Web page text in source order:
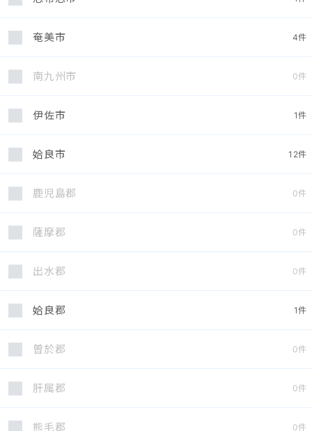
奄美市 4件
南九州市 0件
伊佐市 1件
姶良市 12件
鹿児島郡 0件
薩摩郡 0件
出水郡 0件
姶良郡 1件
曽於郡 0件
肝属郡 0件
熊毛郡 0件